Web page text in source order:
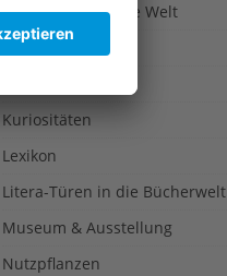
Kulinarisch um die Welt
Kultur
Kuriositäten
Lexikon
Litera-Türen in die Bücherwelt
Museum & Ausstellung
Nutzpflanzen